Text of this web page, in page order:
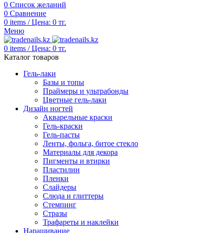
0 Список желаний
0 Сравнение
0 items / Цена: 0 тг.
Меню
0 items / Цена: 0 тг.
Каталог товаров
Гель-лаки
Базы и топы
Праймеры и ультрабонды
Цветные гель-лаки
Дизайн ногтей
Акварельные краски
Гель-краски
Гель-пасты
Ленты, фольга, битое стекло
Материалы для декора
Пигменты и втирки
Пластилин
Пленки
Слайдеры
Слюда и глиттеры
Стемпинг
Стразы
Трафареты и наклейки
Наращивание